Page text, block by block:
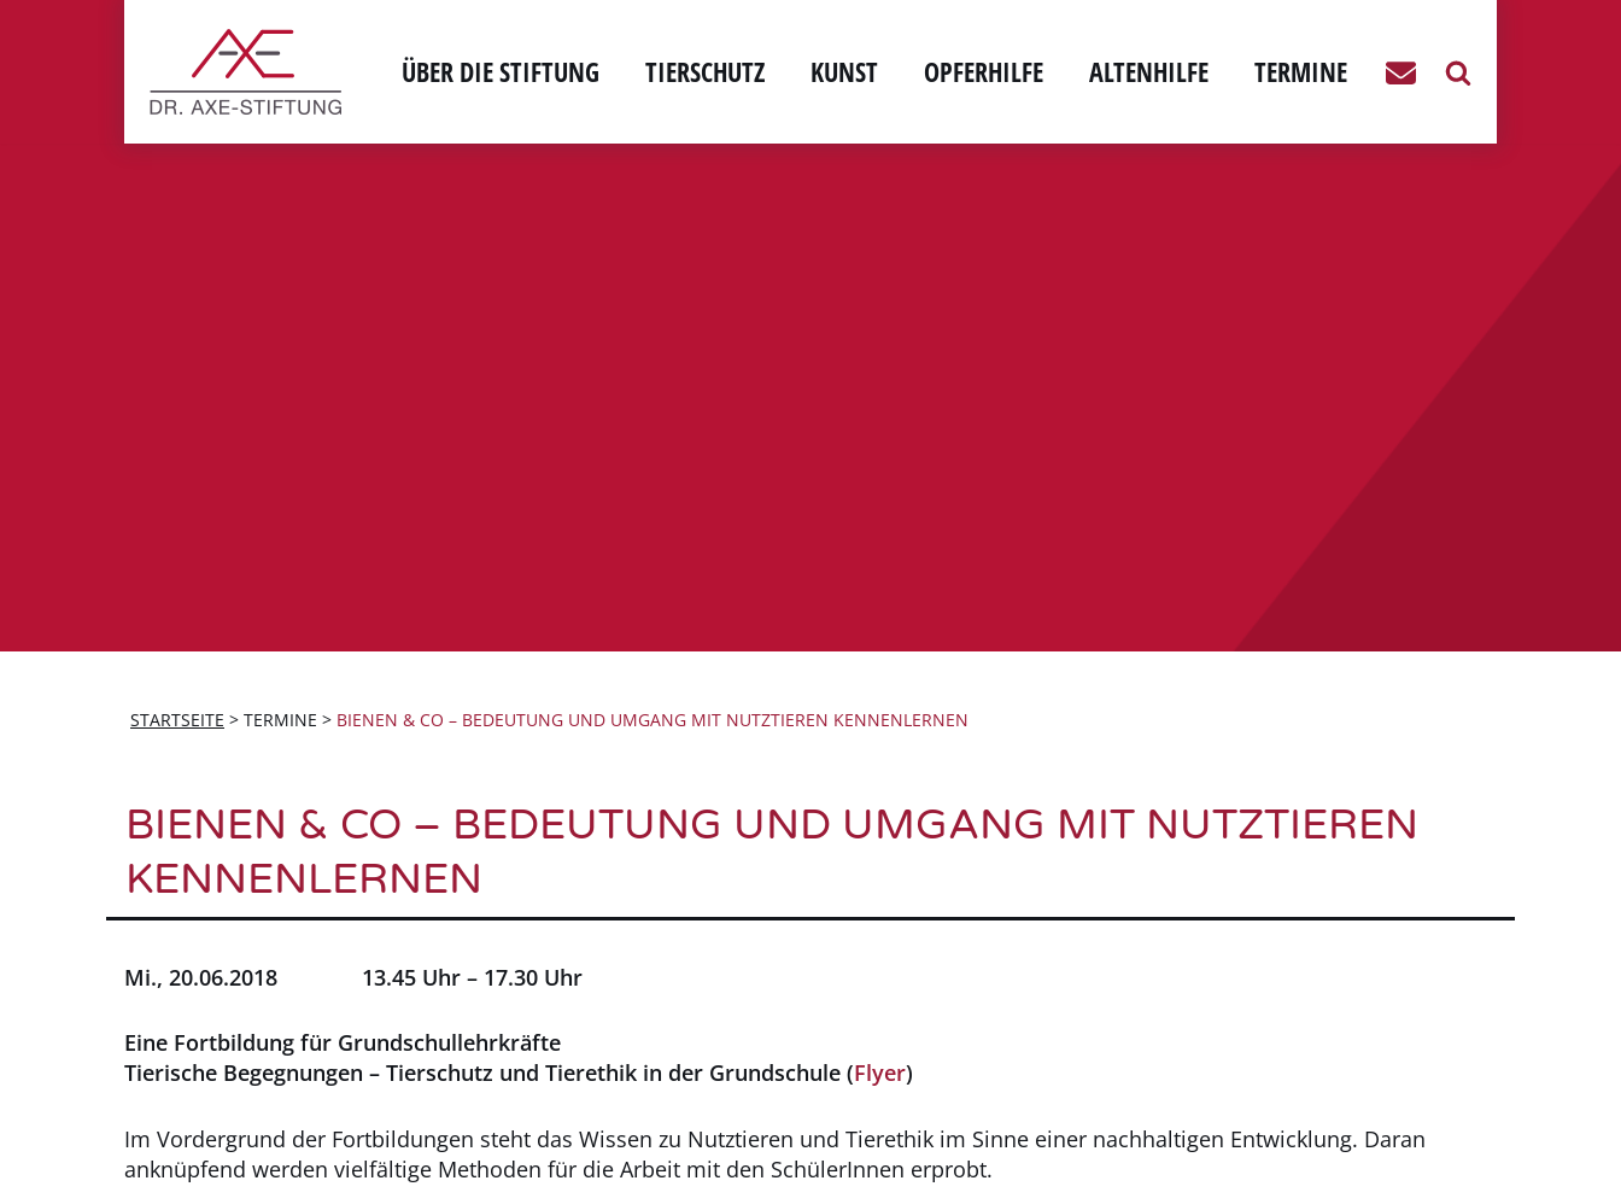
ÜBER DIE STIFTUNG TIERSCHUTZ KUNST OPFERHILFE ALTENHILFE TERMINE
STARTSEITE > TERMINE > BIENEN & CO – BEDEUTUNG UND UMGANG MIT NUTZTIEREN KENNENLERNEN
BIENEN & CO – BEDEUTUNG UND UMGANG MIT NUTZTIEREN
KENNENLERNEN
Mi., 20.06.2018 13.45 Uhr – 17.30 Uhr
Eine Fortbildung für Grundschullehrkräfte
Tierische Begegnungen – Tierschutz und Tierethik in der Grundschule (Flyer)
Im Vordergrund der Fortbildungen steht das Wissen zu Nutztieren und Tierethik im Sinne einer nachhaltigen Entwicklung. Daran
anknüpfend werden vielfältige Methoden für die Arbeit mit den SchülerInnen erprobt.